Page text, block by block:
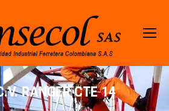
RANGER CTE 14